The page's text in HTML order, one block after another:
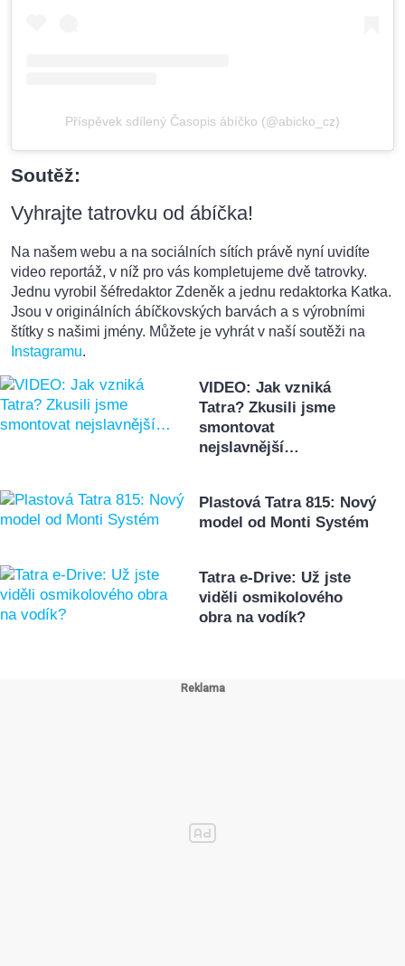
Příspěvek sdílený Časopis ábíčko (@abicko_cz)
Soutěž:
Vyhrajte tatrovku od ábíčka!
Na našem webu a na sociálních sítích právě nyní uvidíte
video reportáž, v níž pro vás kompletujeme dvě tatrovky.
Jednu vyrobil šéfredaktor Zdeněk a jednu redaktorka Katka.
Jsou v originálních ábíčkovských barvách a s výrobními
štítky s našimi jmény. Můžete je vyhrát v naší soutěži na
Instagramu.
VIDEO: Jak vzniká
Tatra? Zkusili jsme
smontovat
nejslavnější…
Plastová Tatra 815: Nový
model od Monti Systém
Tatra e-Drive: Už jste
viděli osmikolového
obra na vodík?